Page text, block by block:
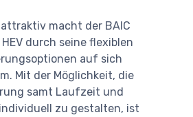
macht der BAIC
HEV durch seine flexiblen
auf sich
Mit der Möglichkeit, die
samt Laufzeit und
zu gestalten, ist